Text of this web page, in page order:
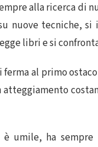
alla ricerca di
nuove tecniche,
libri e si
ferma al primo
è umile, ha